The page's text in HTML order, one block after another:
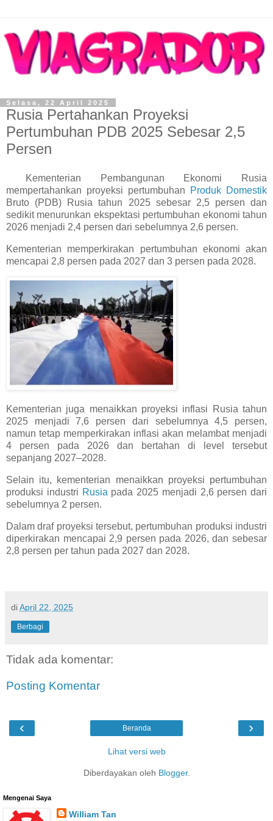
Selasa, 22 April 2025
Rusia Pertahankan Proyeksi
Pertumbuhan PDB 2025 Sebesar 2,5
Persen
Kementerian Pembangunan Ekonomi Rusia
mempertahankan proyeksi pertumbuhan
Produk Domestik
Bruto (PDB) Rusia tahun 2025 sebesar 2,5 persen dan
sedikit menurunkan ekspektasi pertumbuhan ekonomi tahun
2026 menjadi 2,4 persen dari sebelumnya 2,6 persen.
Kementerian memperkirakan pertumbuhan ekonomi akan
mencapai 2,8 persen pada 2027 dan 3 persen pada 2028.
Kementerian juga menaikkan proyeksi inflasi Rusia tahun
2025 menjadi 7,6 persen dari sebelumnya 4,5 persen,
namun tetap memperkirakan inflasi akan melambat menjadi
4 persen pada 2026 dan bertahan di level tersebut
sepanjang 2027–2028.
Selain itu, kementerian menaikkan proyeksi pertumbuhan
produksi industri Rusia pada 2025 menjadi 2,6 persen dari
sebelumnya 2 persen.
Dalam draf proyeksi tersebut, pertumbuhan produksi industri
diperkirakan mencapai 2,9 persen pada 2026, dan sebesar
2,8 persen per tahun pada 2027 dan 2028.
diApril 22, 2025
Berbagi
Tidak ada komentar:
Posting Komentar
‹ ›
Beranda
Lihat versi web
Diberdayakan oleh Blogger.
Mengenai Saya
William Tan